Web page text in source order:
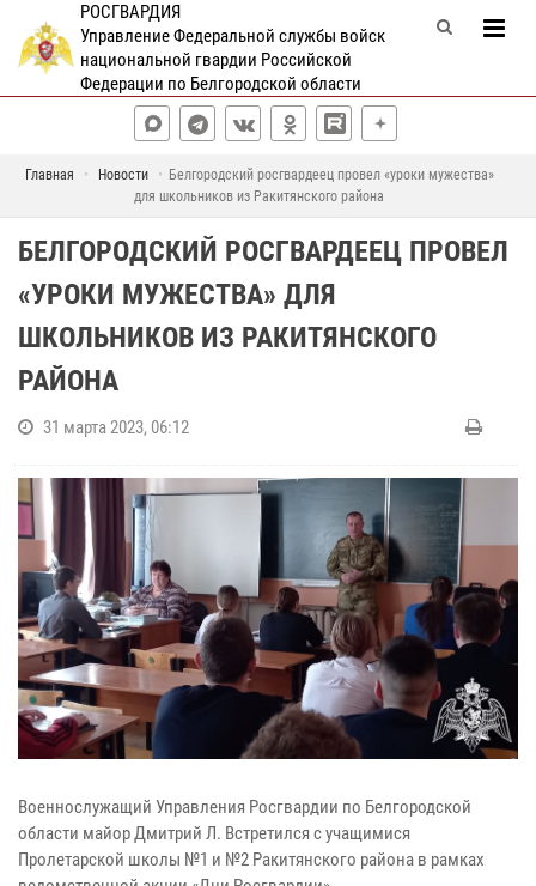
РОСГВАРДИЯ
Управление Федеральной службы войск
национальной гвардии Российской
Федерации по Белгородской области
Главная Новости
Белгородский росгвардеец провел «уроки мужества»
для школьников из Ракитянского района
БЕЛГОРОДСКИЙ РОСГВАРДЕЕЦ ПРОВЕЛ
«УРОКИ МУЖЕСТВА» ДЛЯ
ШКОЛЬНИКОВ ИЗ РАКИТЯНСКОГО
РАЙОНА
31 марта 2023, 06:12
Военнослужащий Управления Росгвардии по Белгородской
области майор Дмитрий Л. Встретился с учащимися
Пролетарской школы №1 и №2 Ракитянского района в рамках